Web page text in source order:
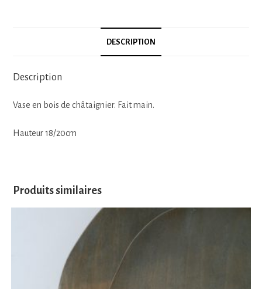
DESCRIPTION
Description
Vase en bois de châtaignier. Fait main.
Hauteur 18/20cm
Produits similaires